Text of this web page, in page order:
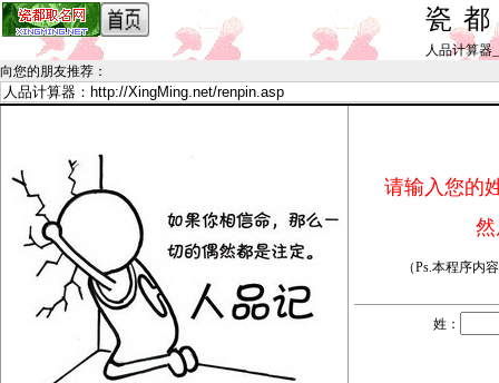
瓷
人品计算器
向您的朋友推荐 ：
请输入您的
（Ps.本程序内
姓：